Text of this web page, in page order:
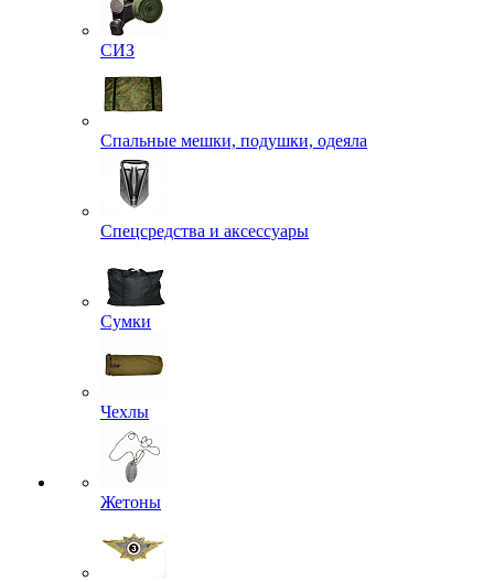
СИЗ
Спальные мешки, подушки, одеяла
Спецсредства и аксессуары
Сумки
Чехлы
Жетоны